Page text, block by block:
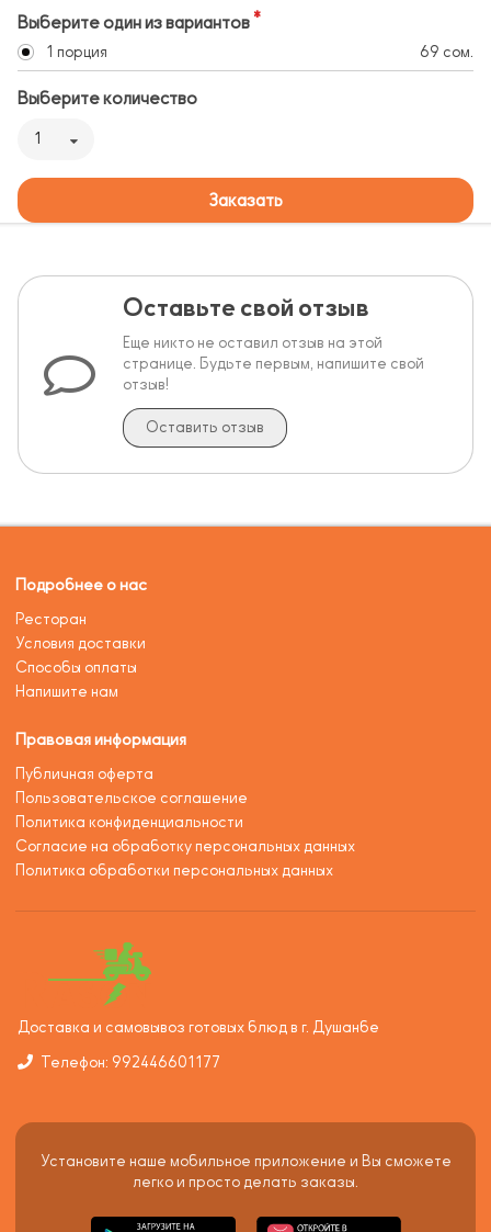
Выберите один из вариантов
1 порция 69 сом.
Выберите количество
1
Заказать
Оставьте свой отзыв
Еще никто не оставил отзыв на этой
странице. Будьте первым, напишите свой
отзыв!
Оставить отзыв
Подробнее о нас
Ресторан
Условия доставки
Способы оплаты
Напишите нам
Правовая информация
Публичная оферта
Пользовательское соглашение
Политика конфиденциальности
Согласие на обработку персональных данных
Политика обработки персональных данных
Доставка и самовывоз готовых блюд в г. Душанбе
Телефон: 992446601177
Установите наше мобильное приложение и Вы сможете
легко и просто делать заказы.